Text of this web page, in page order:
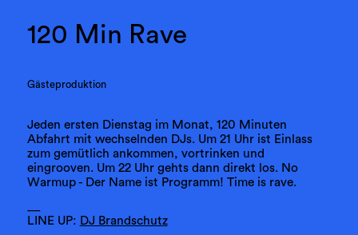
120 Min Rave
Gästeproduktion
Jeden ersten Dienstag im Monat, 120 Minuten
Abfahrt mit wechselnden DJs. Um 21 Uhr ist Einlass
zum gemütlich ankommen, vortrinken und
eingrooven. Um 22 Uhr gehts dann direkt los. No
Warmup - Der Name ist Programm! Time is rave.
LINE UP: DJ Brandschutz